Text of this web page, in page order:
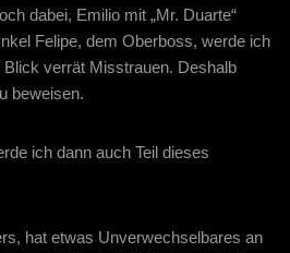
dabei, Emilio mit „Mr. Duarte“
Felipe, dem Oberboss, werde ich
verrät Misstrauen. Deshalb
beweisen.
ich dann auch Teil dieses
hat etwas Unverwechselbares an